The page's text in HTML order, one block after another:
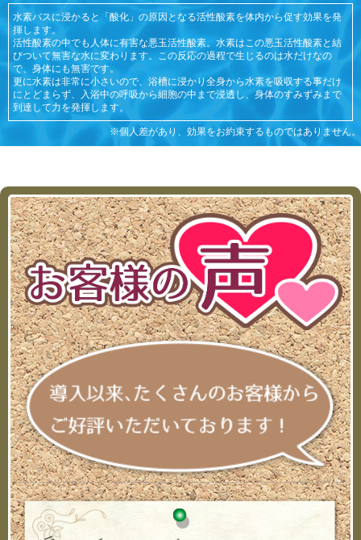
水素バスに浸かると「酸化」の原因となる活性酸素を体内から促す効果を発
揮します。
活性酸素の中でも人体に有害な悪玉活性酸素。水素はこの悪玉活性酸素と結
びついて無害な水に変わります。この反応の過程で生じるのは水だけなの
で、身体にも無害です。
更に水素は非常に小さいので、浴槽に浸かり全身から水素を吸収する事だけ
にとどまらず、入浴中の呼吸から細胞の中まで浸透し、身体のすみずみまで
到達して力を発揮します。
※個人差があり、効果をお約束するものではありません。